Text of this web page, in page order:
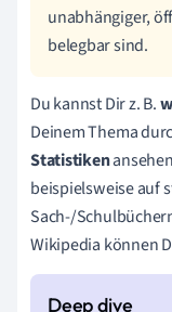
unabhängiger,
belegbar sind.
Du kannst Dir z. B.
Deinem Thema
Statistiken
beispielsweise auf
Sach-/
Wikipedia können